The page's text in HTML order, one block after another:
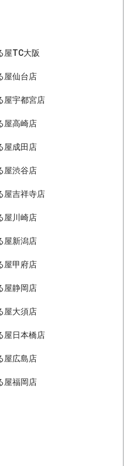
屋TC大阪
屋仙台店
屋宇都宮店
屋高崎店
屋成田店
屋渋谷店
屋吉祥寺店
屋川崎店
屋新潟店
屋甲府店
屋静岡店
屋大須店
屋日本橋店
屋広島店
屋福岡店